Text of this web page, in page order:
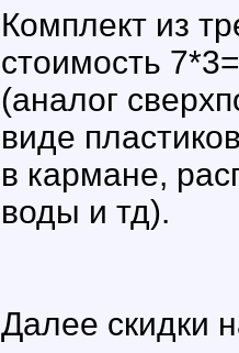
Комплект из
стоимость
(аналог
виде
в кармане,
воды и тд).
Далее скидки